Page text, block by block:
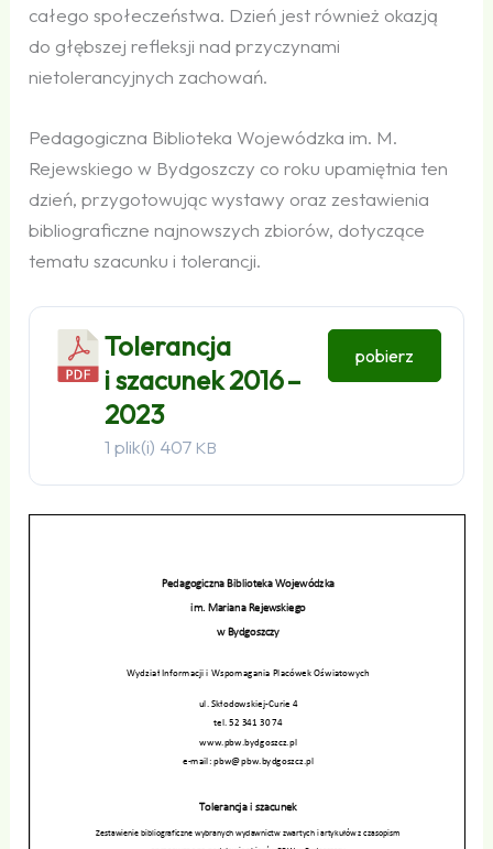
całego społeczeństwa. Dzień jest również okazją
do głębszej refleksji nad przyczynami
nietolerancyjnych zachowań.
Pedagogiczna Biblioteka Wojewódzka im. M.
Rejewskiego w Bydgoszczy co roku upamiętnia ten
dzień, przygotowując wystawy oraz zestawienia
bibliograficzne najnowszych zbiorów, dotyczące
tematu szacunku i tolerancji.
Tolerancja
i szacunek 2016 –
2023
1 plik(i) 407 KB
pobierz